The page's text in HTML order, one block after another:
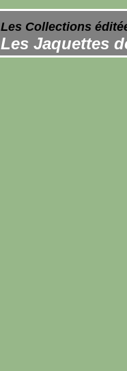
Les Collections
Les Jaquettes